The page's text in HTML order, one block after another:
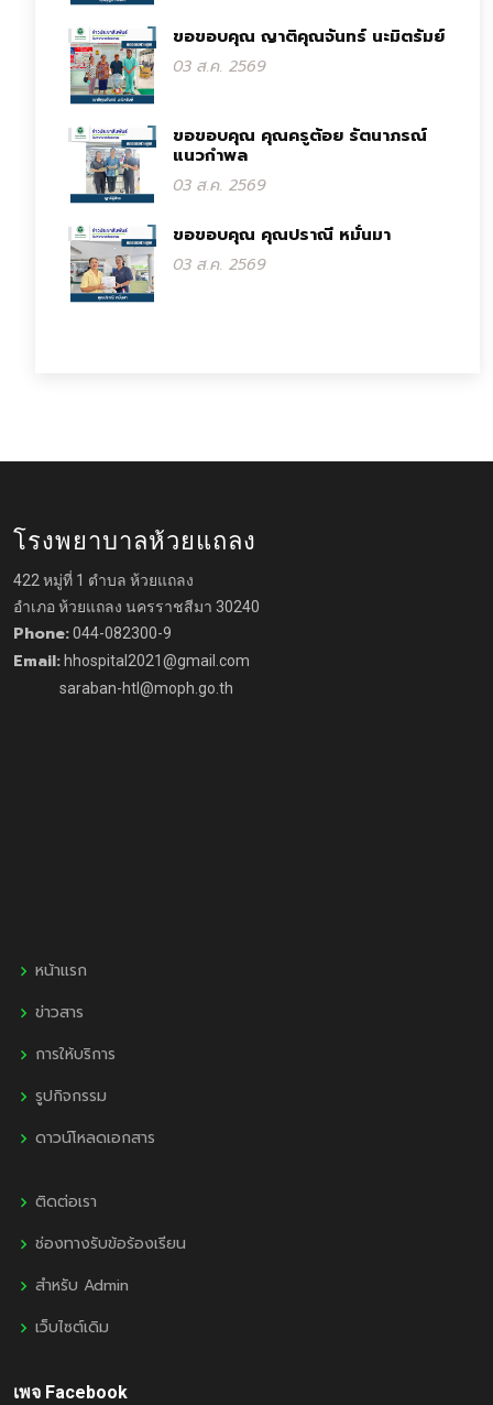
ขอขอบคุณ ญาติคุณจันทร์ นะมิตรัมย์
03 ส.ค. 2569
ขอขอบคุณ คุณครูต้อย รัตนาภรณ์
แนวกำพล
03 ส.ค. 2569
ขอขอบคุณ คุณปราณี หมั่นมา
03 ส.ค. 2569
โรงพยาบาลห้วยแถลง
422 หมู่ที่ 1 ตำบล ห้วยแถลง
อำเภอ ห้วยแถลง นครราชสีมา 30240
Phone:044-082300-9
Email: hhospital2021@gmail.com
saraban-htl@moph.go.th
หน้าแรก
ข่าวสาร
การให้บริการ
รูปกิจกรรม
ดาวน์โหลดเอกสาร
ติดต่อเรา
ช่องทางรับข้อร้องเรียน
สำหรับ Admin
เว็บไซต์เดิม
เพจ Facebook